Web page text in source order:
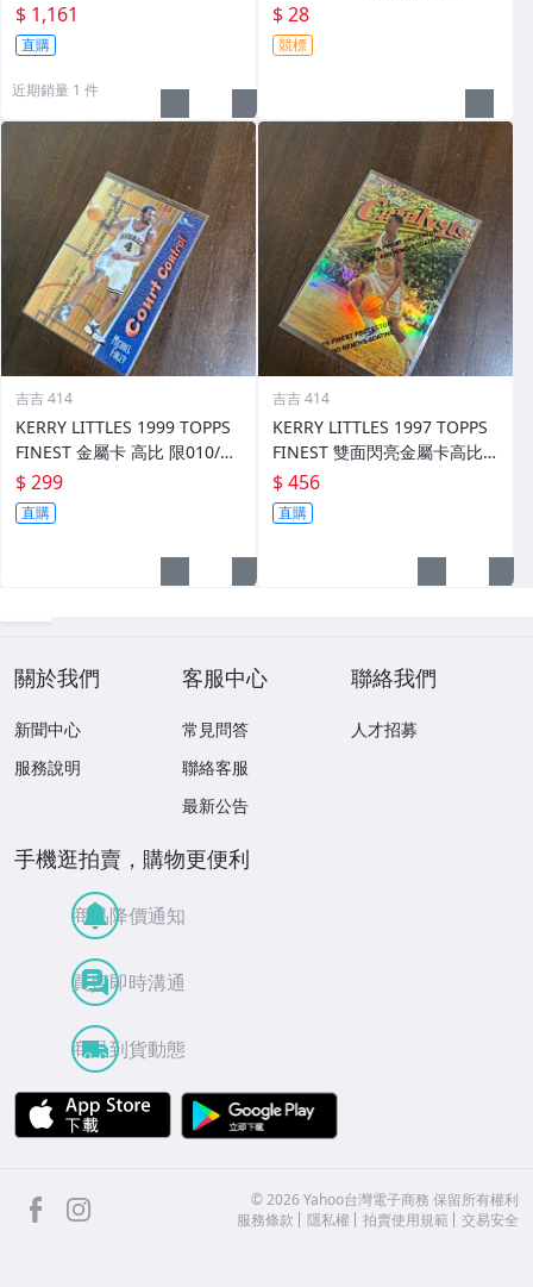
$ 1,161
直購
近期銷量 1 件
$ 28
競標
吉吉 414
KERRY LITTLES 1999 TOPPS
FINEST 金屬卡 高比 限010/75
0 前後如圖
$ 299
直購
吉吉 414
KERRY LITTLES 1997 TOPPS
FINEST 雙面閃亮金屬卡高比 R
EF 限135/289 前後如圖
$ 456
直購
關於我們
新聞中心
服務說明
客服中心
常見問答
聯絡客服
最新公告
聯絡我們
人才招募
手機逛拍賣，購物更便利
商品降價通知
買賣即時溝通
商品到貨動態
APP Store
facebook ©2026 Yahoo台灣電子商務 保留所有權利
服務條款
隱私權 拍賣使用規範 交易安全